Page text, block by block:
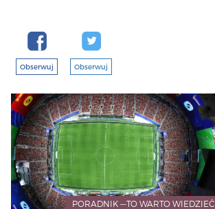
Obserwuj Obserwuj
PORADNIK —TO WARTO WIEDZIEĆ